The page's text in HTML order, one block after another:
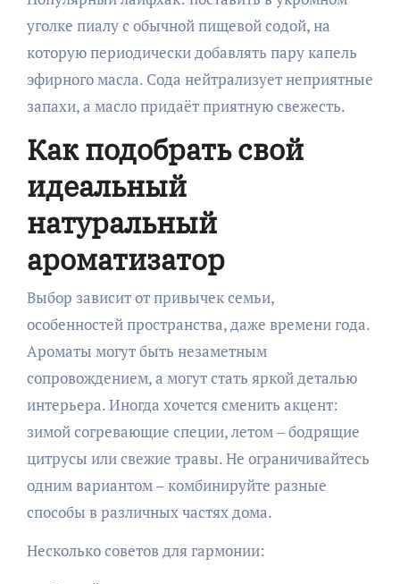
уголке пиалу с обычной пищевой содой, на
которую периодически добавлять пару капель
эфирного масла. Сода нейтрализует неприятные
запахи, а масло придаёт приятную свежесть.
Как подобрать свой
идеальный
натуральный
ароматизатор
Выбор зависит от привычек семьи,
особенностей пространства, даже времени года.
Ароматы могут быть незаметным
сопровождением, а могут стать яркой деталью
интерьера. Иногда хочется сменить акцент:
зимой согревающие специи, летом – бодрящие
цитрусы или свежие травы. Не ограничивайтесь
одним вариантом – комбинируйте разные
способы в различных частях дома.
Несколько советов для гармонии: